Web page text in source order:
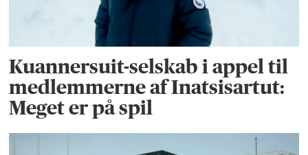
Kuannersuit-selskab i appel til
medlemmerne af Inatsisartut:
Meget er på spil